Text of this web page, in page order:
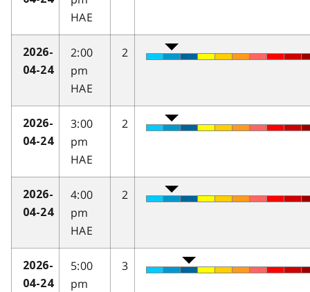
HAE
2026-
04-24
2:00
pm
HAE
2
2026-
04-24
3:00
pm
HAE
2
2026-
04-24
4:00
pm
HAE
2
2026-
04-24
5:00
pm
3